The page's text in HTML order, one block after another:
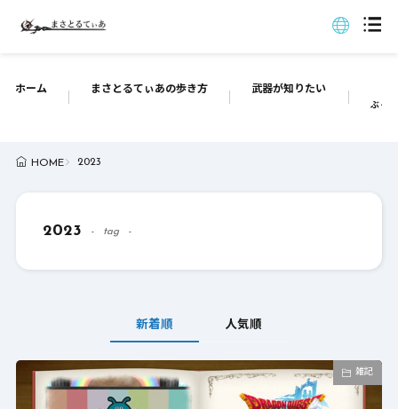
ホーム まさとるてぃあの歩き方 武器が知りたい
ぶっ
HOME 2023
2023 tag
新着順 人気順
雑記